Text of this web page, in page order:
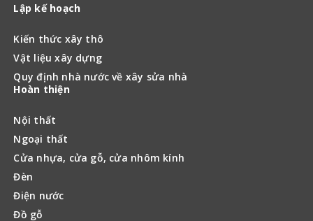
Lập kế hoạch
Kiến thức xây thô
Vật liệu xây dựng
Quy định nhà nước về xây sửa nhà
Hoàn thiện
Nội thất
Ngoại thất
Cửa nhựa, cửa gỗ, cửa nhôm kính
Đèn
Điện nước
Đồ gỗ